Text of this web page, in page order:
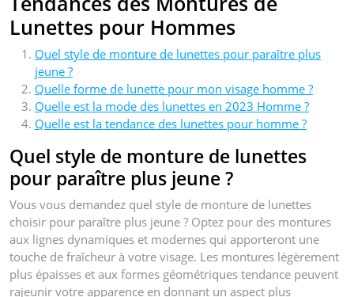
Lunettes pour Hommes
Quel style de monture de lunettes pour paraître plus
jeune ?
Quelle forme de lunette pour mon visage homme ?
Quelle est la mode des lunettes en 2023 Homme ?
Quelle est la tendance des lunettes pour homme ?
Quel style de monture de lunettes
pour paraître plus jeune ?
Vous vous demandez quel style de monture de lunettes
choisir pour paraître plus jeune ? Optez pour des montures
aux lignes dynamiques et modernes qui apporteront une
touche de fraîcheur à votre visage. Les montures légèrement
plus épaisses et aux formes géométriques tendance peuvent
rajeunir votre apparence en donnant un aspect plus